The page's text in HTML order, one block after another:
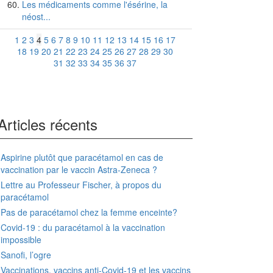
Les médicaments comme l'ésérine, la
néost...
1 2 3 4 5 6 7 8 9 10 11 12 13 14 15 16 17
18 19 20 21 22 23 24 25 26 27 28 29 30
31 32 33 34 35 36 37
récents
Aspirine plutôt que paracétamol en cas de
vaccination par le vaccin Astra-Zeneca ?
Lettre au Professeur Fischer, à propos du
paracétamol
Pas de paracétamol chez la femme enceinte?
Covid-19 : du paracétamol à la vaccination
impossible
Sanofi, l’ogre
Vaccinations, vaccins anti-Covid-19 et les vaccins